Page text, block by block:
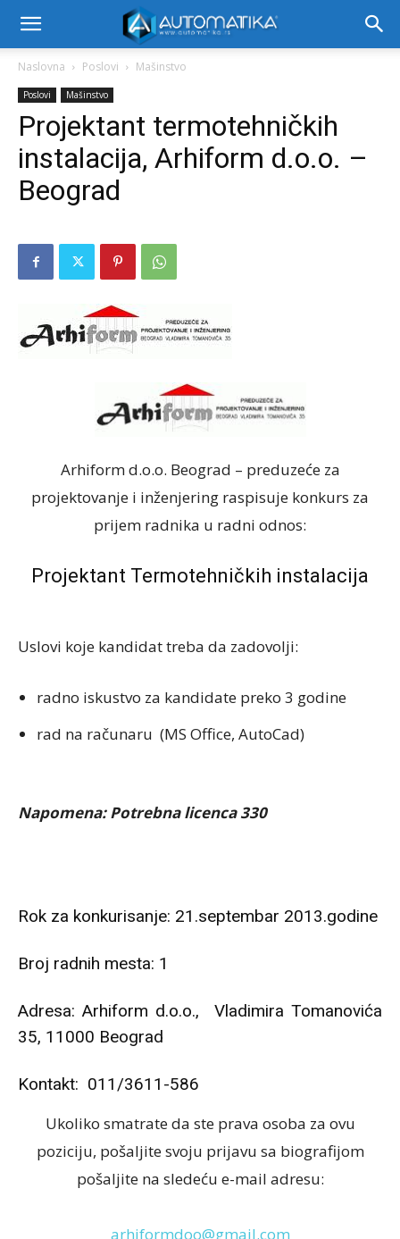
Naslovna Poslovi Mašinstvo
Poslovi Mašinstvo
Projektant termotehničkih
instalacija, Arhiform d.o.o. –
Beograd
Arhiform d.o.o. Beograd – preduzeće za
projektovanje i inženjering raspisuje konkurs za
prijem radnika u radni odnos:
Projektant Termotehničkih instalacija
Uslovi koje kandidat treba da zadovolji:
radno iskustvo za kandidate preko 3 godine
rad na računaru (MS Office, AutoCad)
Napomena: Potrebna licenca330
Rok za konkurisanje: 21.septembar 2013.godine
Broj radnih mesta: 1
Adresa: Arhiform d.o.o., Vladimira Tomanovića
35, 11000 Beograd
Kontakt: 011/3611-586
Ukoliko smatrate da ste prava osoba za ovu
poziciju, pošaljite svoju prijavu sa biografijom
pošaljite na sledeću e-mail adresu:
arhiformdoo@gmail.com